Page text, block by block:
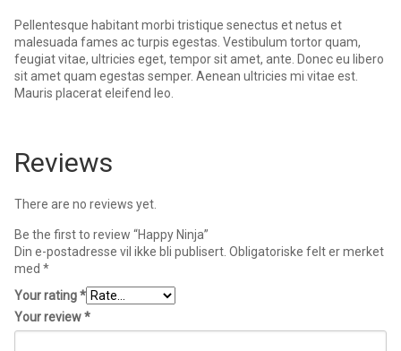
Pellentesque habitant morbi tristique senectus et netus et
malesuada fames ac turpis egestas. Vestibulum tortor quam,
feugiat vitae, ultricies eget, tempor sit amet, ante. Donec eu libero
sit amet quam egestas semper. Aenean ultricies mi vitae est.
Mauris placerat eleifend leo.
Reviews
There are no reviews yet.
Be the first to review “Happy Ninja”
Din e-postadresse vil ikke bli publisert. Obligatoriske felt er merket
med *
Your rating*
Your review*